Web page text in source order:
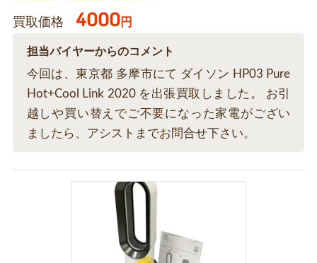
買取価格 4000円
担当バイヤーからのコメント
今回は、東京都 多摩市にて ダイソン HP03 Pure
Hot+Cool Link 2020 を出張買取しました。 お引
越しや買い替えでご不要になった家電がござい
ましたら、アシストまでお問合せ下さい。